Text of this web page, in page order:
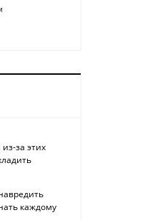
за этих
каждому